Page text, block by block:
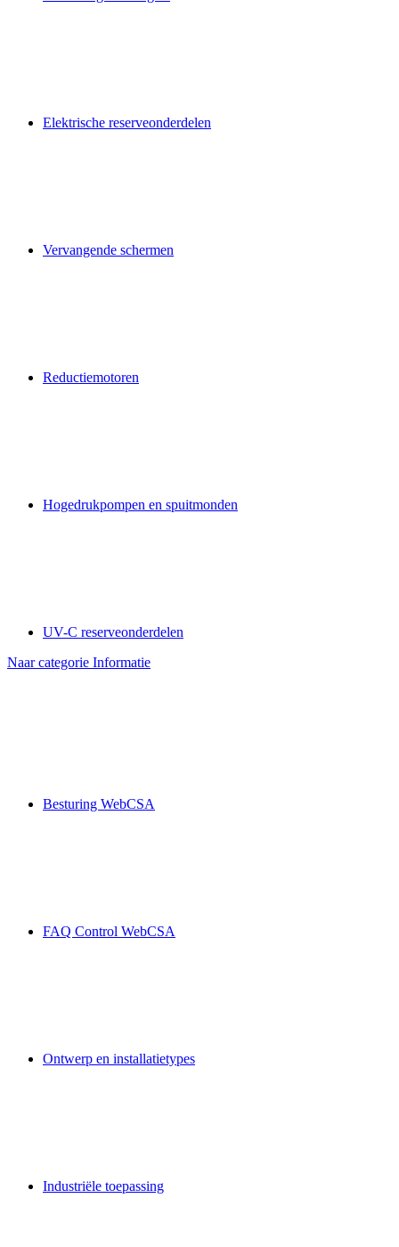
Elektrische reserveonderdelen
Vervangende schermen
Reductiemotoren
Hogedrukpompen en spuitmonden
UV-C reserveonderdelen
Naar categorie Informatie
Besturing WebCSA
FAQ Control WebCSA
Ontwerp en installatietypes
Industriële toepassing